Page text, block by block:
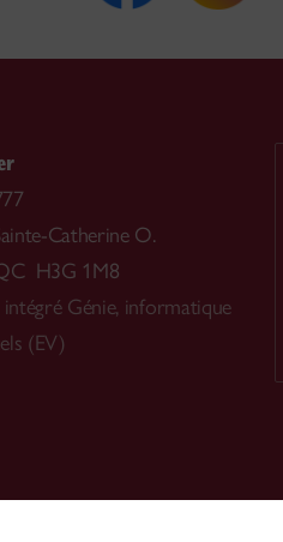
Catherine O.
H3G 1M8
intégré Génie, informatique
(EV)